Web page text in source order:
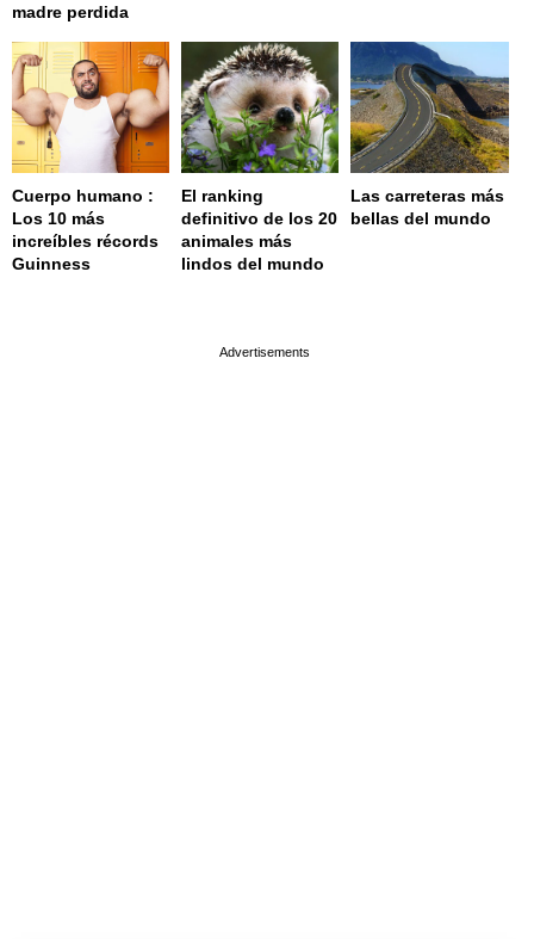
madre perdida
Cuerpo humano :
Los 10 más
increíbles récords
Guinness
El ranking
definitivo de los 20
animales más
lindos del mundo
Las carreteras más
bellas del mundo